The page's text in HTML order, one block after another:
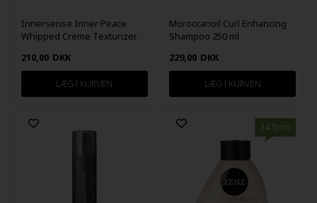
Innersense Inner Peace
Whipped Creme Texturizer
210,00 DKK
Moroccanoil Curl Enhancing
Shampoo 250 ml
229,00 DKK
247pris